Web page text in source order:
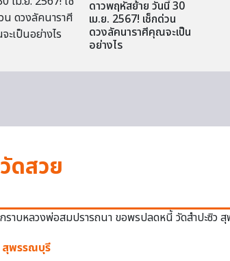
ดาวพฤหัสย้าย วันนี้ 30
เม.ย. 2567! เช็กด่วน
ดวงลัคนาราศีคุณจะเป็น
อย่างไร
วัดสวย
สุพรรณบุรี